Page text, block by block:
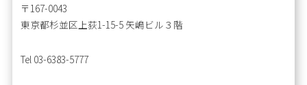
〒167-0043
東京都杉並区上荻1-15-5 矢嶋ビル３階
Tel 03-6383-5777